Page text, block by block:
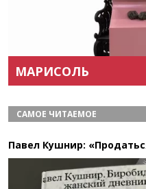
МАРИСОЛЬ
САМОЕ ЧИТАЕМОЕ
Павел Кушнир: